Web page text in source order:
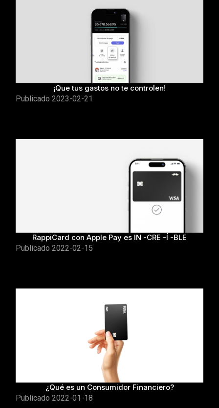
¡Que tus gastos no te controlen!
Publicado 2023-02-21
RappiCard con Apple Pay es IN -CRE -Í -BLE
Publicado 2022-02-15
¿Qué es un Consumidor Financiero?
Publicado 2022-01-18